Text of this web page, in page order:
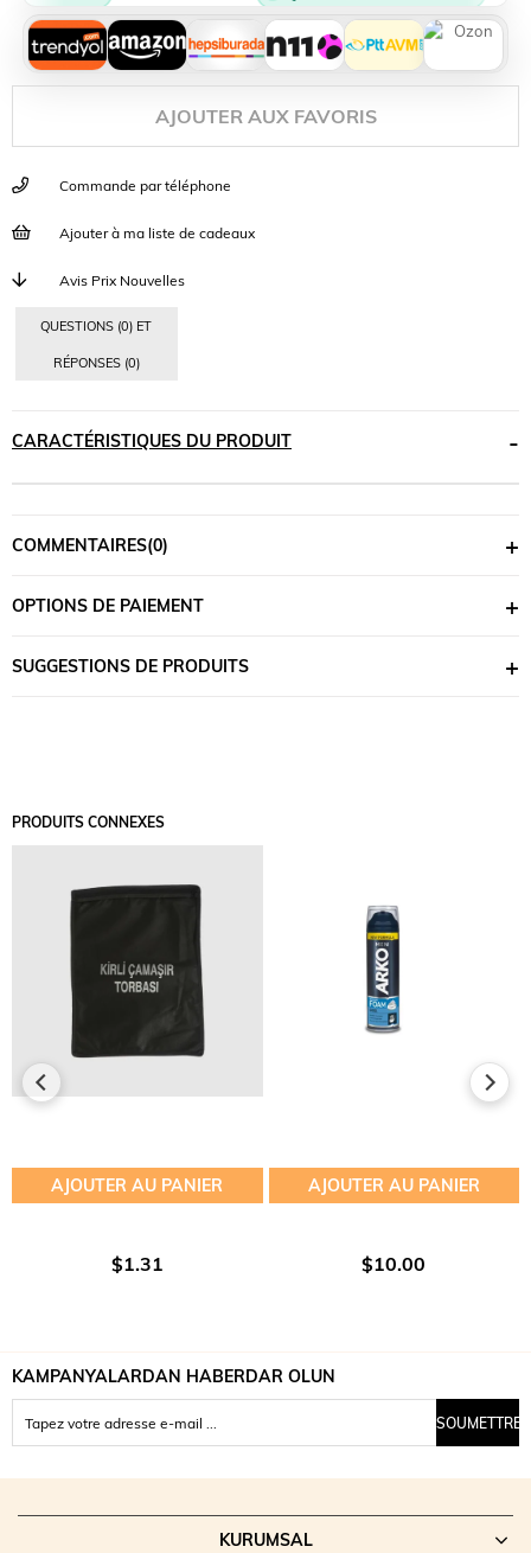
AJOUTER AUX FAVORIS
Commande par téléphone
Ajouter à ma liste de cadeaux
Avis Prix Nouvelles
QUESTIONS (0) ET
RÉPONSES (0)
CARACTÉRISTIQUES DU PRODUIT
COMMENTAIRES(0)
OPTIONS DE PAIEMENT
SUGGESTIONS DE PRODUITS
PRODUITS CONNEXES
AJOUTER AU PANIER
$1.31
AJOUTER AU PANIER
$10.00
KAMPANYALARDAN HABERDAR OLUN
SOUMETTRE
KURUMSAL